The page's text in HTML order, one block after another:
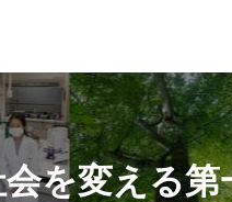
を変える第